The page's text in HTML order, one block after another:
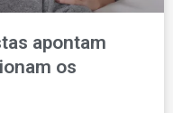
apontam
os